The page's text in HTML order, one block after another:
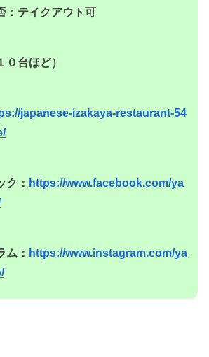
：テイクアウト可
台ほど）
japanese-izakaya-restaurant-54
ク： https://www.facebook.com/ya
ム： https://www.instagram.com/ya